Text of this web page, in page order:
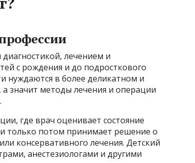
лечением и
с рождения и до подросткового
нуждаются в более деликатном и
значит методы лечения и операции
где врач оценивает состояние
только потом принимает решение о
консервативного лечения. Детский
анестезиологами и другими